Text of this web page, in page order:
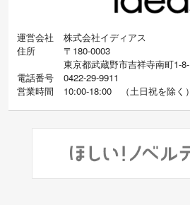
運営会社
株式会社イディアス
住所
〒180-0003
東京都武蔵野市吉祥寺南町1-
電話番号
0422-29-9911
営業時間
10:00-18:00 （土日祝を除く）